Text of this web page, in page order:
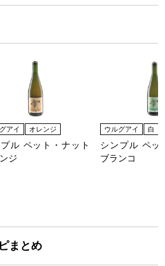
アイ オレンジ
ル ペット・ナット
ジ
ウルグアイ 白
シンプル ペッ
ブランコ
まとめ